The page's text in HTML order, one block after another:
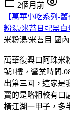
2個月前
【萬華小吃系列-
粉湯/米苔目配黑白
米粉湯/米苔目 國
萬華復興口阿珠米
號1樓，營業時間
出第三回，這家是
賣的是略粗較有口
橫江湖一甲子，多